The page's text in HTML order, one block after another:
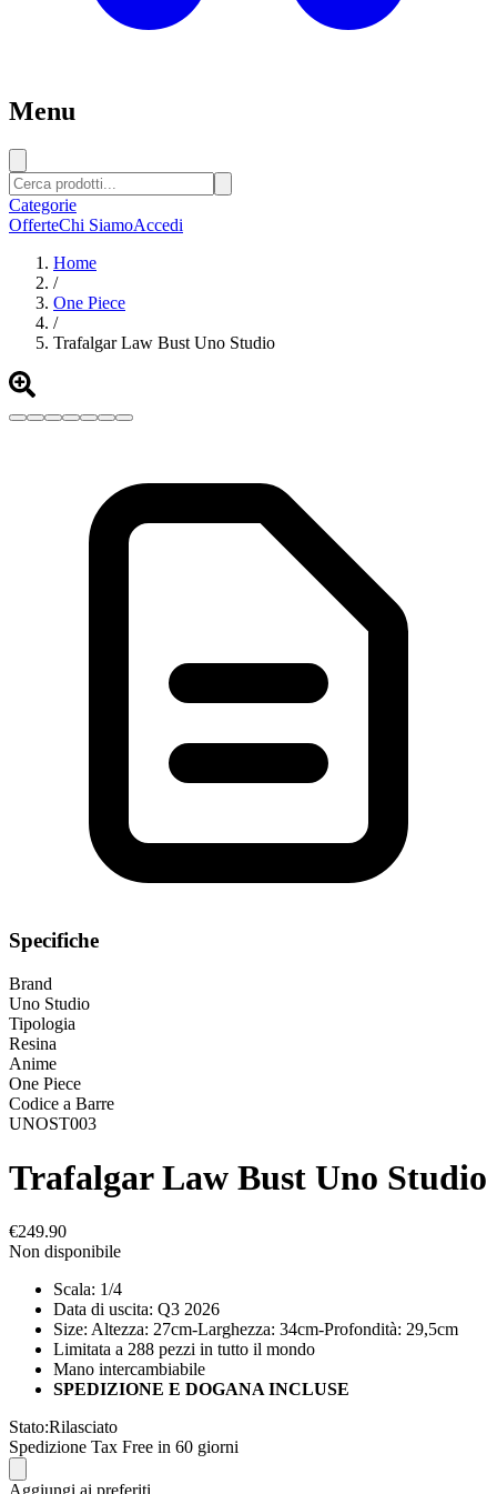
Menu
Categorie
OfferteChi SiamoAccedi
Home
/
One Piece
/
Trafalgar Law Bust Uno Studio
Specifiche
Brand
Uno Studio
Tipologia
Resina
Anime
One Piece
Codice a Barre
UNOST003
Trafalgar Law Bust Uno Studio
€249.90
Non disponibile
Scala: 1/4
Data di uscita: Q3 2026
Size: Altezza: 27cm-Larghezza: 34cm-Profondità: 29,5cm
Limitata a 288 pezzi in tutto il mondo
Mano intercambiabile
SPEDIZIONE E DOGANA INCLUSE
Stato:Rilasciato
Spedizione Tax Free in 60 giorni